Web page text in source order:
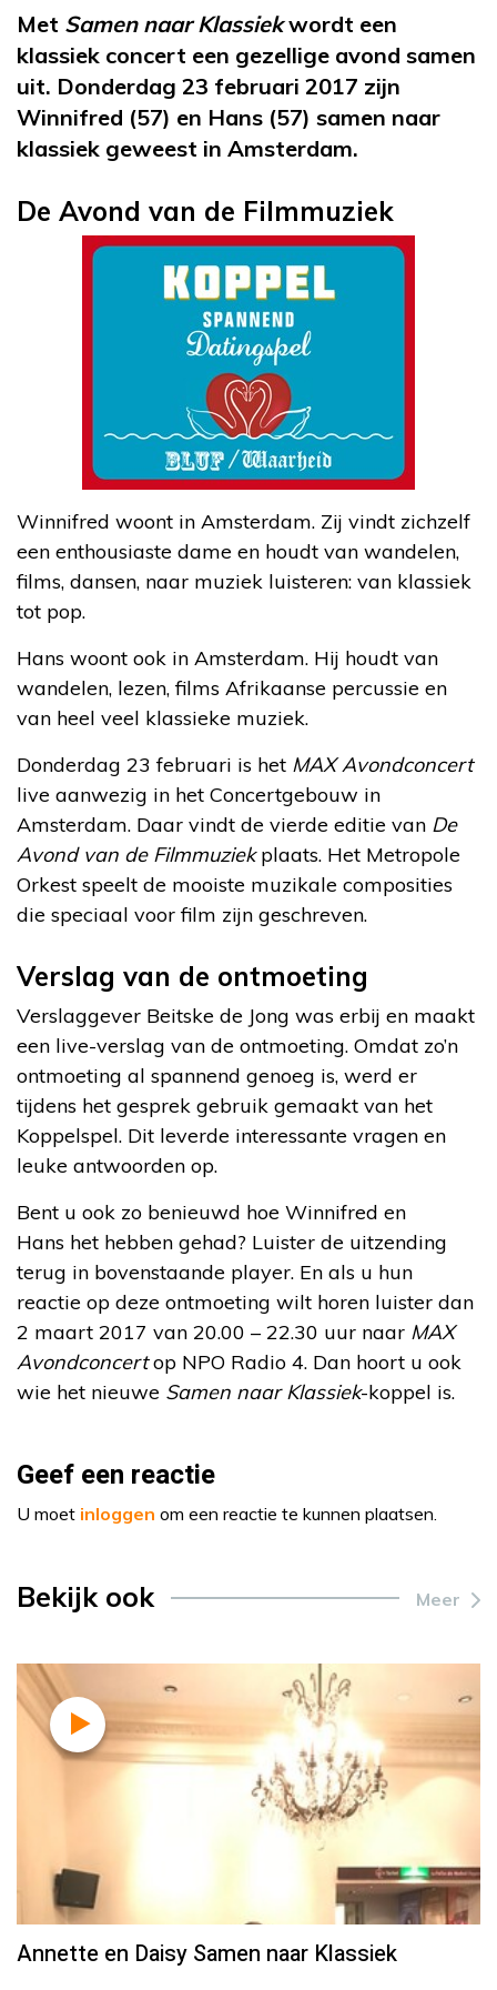
Met Samen naar Klassiekwordt een
klassiek concert een gezellige avond samen
uit. Donderdag 23 februari 2017 zijn
Winnifred (57) en Hans (57) samen naar
klassiek geweest in Amsterdam.
De Avond van de Filmmuziek
Winnifred woont in Amsterdam. Zij vindt zichzelf
een enthousiaste dame en houdt van wandelen,
films, dansen, naar muziek luisteren: van klassiek
tot pop.
Hans woont ook in Amsterdam. Hij houdt van
wandelen, lezen, films Afrikaanse percussie en
van heel veel klassieke muziek.
Donderdag 23 februari is het MAX Avondconcert
live aanwezig in het Concertgebouw in
Amsterdam. Daar vindt de vierde editie van De
Avond van de Filmmuziekplaats. Het Metropole
Orkest speelt de mooiste muzikale composities
die speciaal voor film zijn geschreven.
Verslag van de ontmoeting
Verslaggever Beitske de Jong was erbij en maakt
een live-verslag van de ontmoeting. Omdat zo’n
ontmoeting al spannend genoeg is, werd er
tijdens het gesprek gebruik gemaakt van het
Koppelspel. Dit leverde interessante vragen en
leuke antwoorden op.
Bent u ook zo benieuwd hoe Winnifred en
Hans het hebben gehad? Luister de uitzending
terug in bovenstaande player. En als u hun
reactie op deze ontmoeting wilt horen luister dan
2 maart 2017 van 20.00 – 22.30 uur naar MAX
Avondconcertop NPO Radio 4. Dan hoort u ook
wie het nieuwe Samen naar Klassiek-koppel is.
Geef een reactie
U moet inloggen om een reactie te kunnen plaatsen.
Bekijk ook Meer
Annette en Daisy Samen naar Klassiek